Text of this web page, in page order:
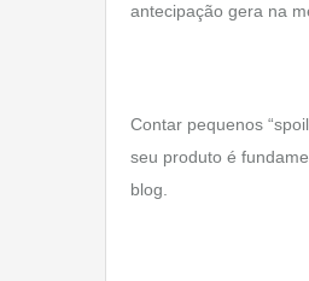
antecipação gera na
Contar pequenos
seu produto é
blog.